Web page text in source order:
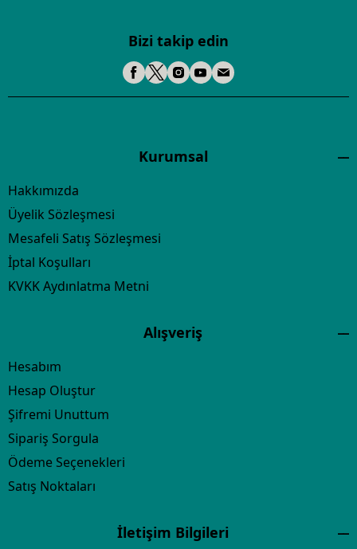
Bizi takip edin
Kurumsal
Hakkımızda
Üyelik Sözleşmesi
Mesafeli Satış Sözleşmesi
İptal Koşulları
KVKK Aydınlatma Metni
Alışveriş
Hesabım
Hesap Oluştur
Şifremi Unuttum
Sipariş Sorgula
Ödeme Seçenekleri
Satış Noktaları
İletişim Bilgileri